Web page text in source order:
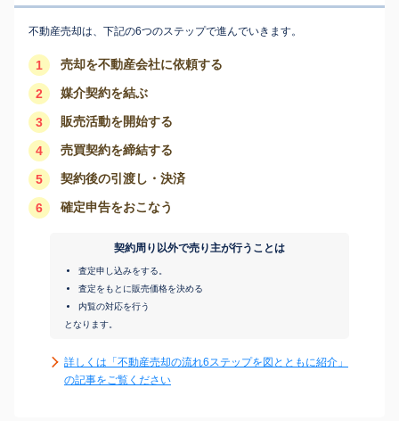
不動産売却は、下記の6つのステップで進んでいきます。
1 売却を不動産会社に依頼する
2 媒介契約を結ぶ
3 販売活動を開始する
4 売買契約を締結する
5 契約後の引渡し・決済
6 確定申告をおこなう
契約周り以外で売り主が行うことは
査定申し込みをする。
査定をもとに販売価格を決める
内覧の対応を行う
となります。
詳しくは「不動産売却の流れ6ステップを図とともに紹介」
の記事をご覧ください